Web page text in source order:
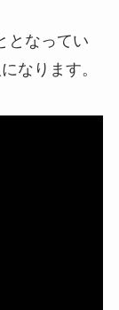
となってい
なります。